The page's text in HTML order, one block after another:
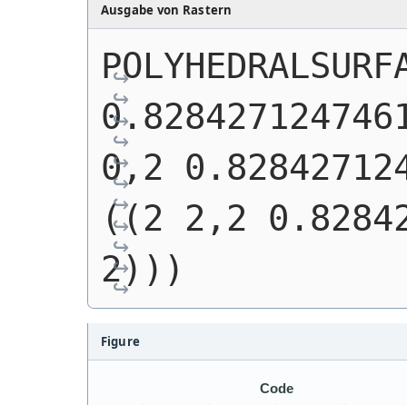
Ausgabe von Rastern
0,2
((2 2,2
2)))
Figure